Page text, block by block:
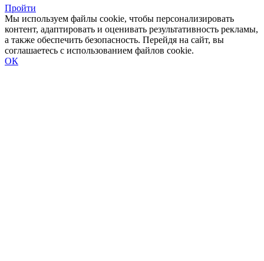
Пройти
Мы используем файлы cookie, чтобы персонализировать
контент, адаптировать и оценивать результативность рекламы,
а также обеспечить безопасность. Перейдя на сайт, вы
соглашаетесь с использованием файлов cookie.
ОК